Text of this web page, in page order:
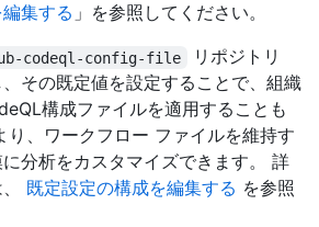
集する 」を参照してください。
codeql-config-file
リポジトリ
その既定値を設定することで、組織
構成ファイルを適用することも
り、ワークフロー ファイルを維持す
分析をカスタマイズできます。 詳
既定設定の構成を編集する を参照